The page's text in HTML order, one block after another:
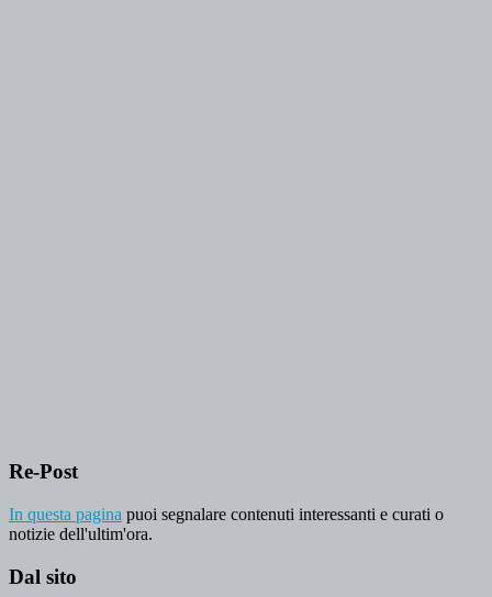
Re-Post
In questa pagina puoi segnalare contenuti interessanti e curati o
notizie dell'ultim'ora.
Dal sito